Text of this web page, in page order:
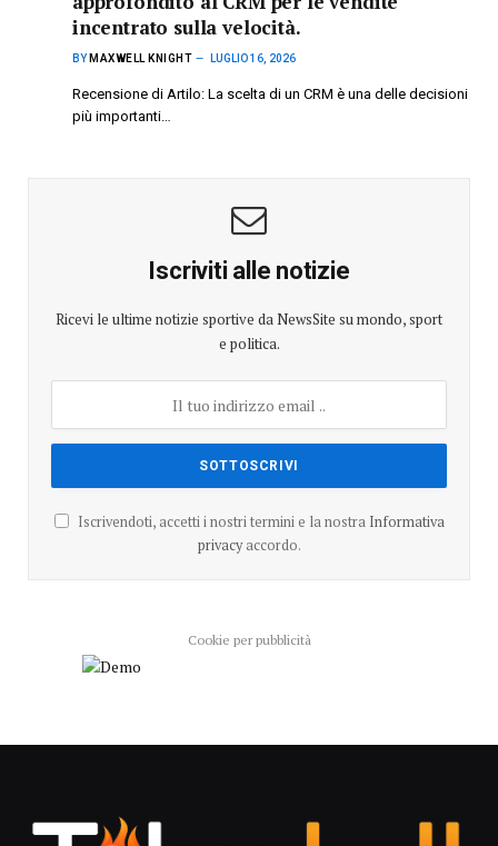
incentrato sulla velocità.
BY MAXWELL KNIGHT LUGLIO 16, 2026
Recensione di Artilo: La scelta di un CRM è una delle decisioni
più importanti…
Iscriviti alle notizie
Ricevi le ultime notizie sportive da NewsSite su mondo, sport
e politica.
Iscrivendoti, accetti i nostri termini e la nostra Informativa
privacyaccordo.
Cookie per pubblicità